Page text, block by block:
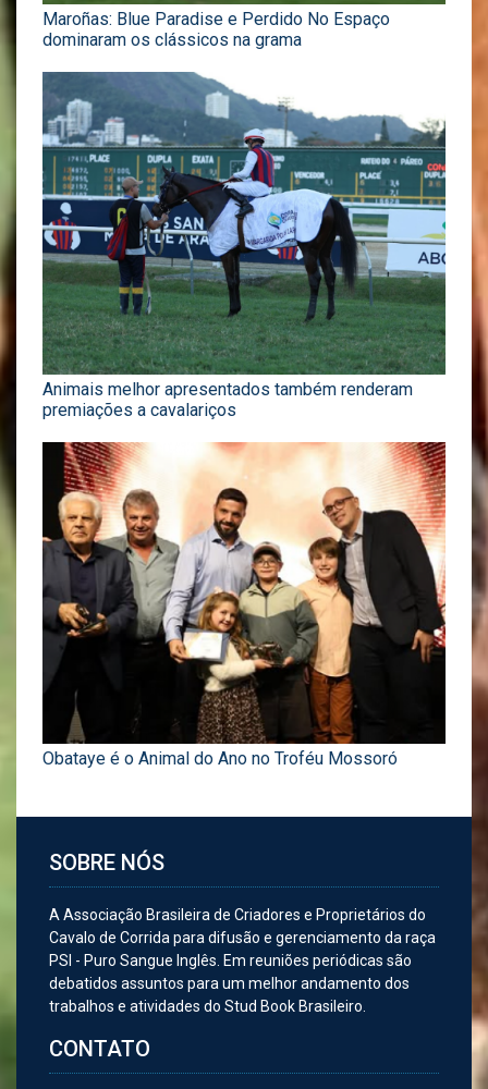
Maroñas: Blue Paradise e Perdido No Espaço
dominaram os clássicos na grama
Animais melhor apresentados também renderam
premiações a cavalariços
Obataye é o Animal do Ano no Troféu Mossoró
SOBRE NÓS
A Associação Brasileira de Criadores e Proprietários do
Cavalo de Corrida para difusão e gerenciamento da raça
PSI - Puro Sangue Inglês. Em reuniões periódicas são
debatidos assuntos para um melhor andamento dos
trabalhos e atividades do Stud Book Brasileiro.
CONTATO